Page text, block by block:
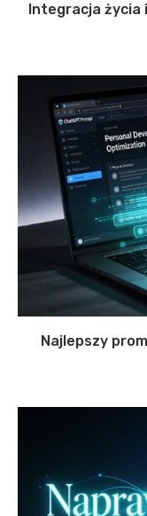
Integracja życia
Najlepszy